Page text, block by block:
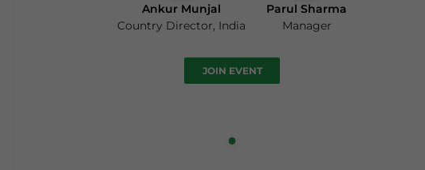
Ankur Munjal
Country Director, India
Parul Sharma
Manager
JOIN EVENT